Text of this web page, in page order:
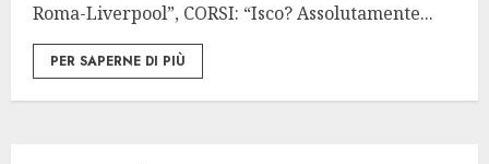
Roma-Liverpool”, CORSI: “Isco? Assolutamente...
PER SAPERNE DI PIÙ